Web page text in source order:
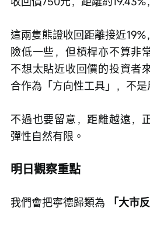
這兩隻熊證收回距離接近
險低一些，但槓桿亦不算非
不想太貼近收回價的投資者
合作為「方向性工具」，不是
不過也要留意，距離越遠，
彈性自然有限。
明日觀察重點
我們會把寧德歸類為 「大市